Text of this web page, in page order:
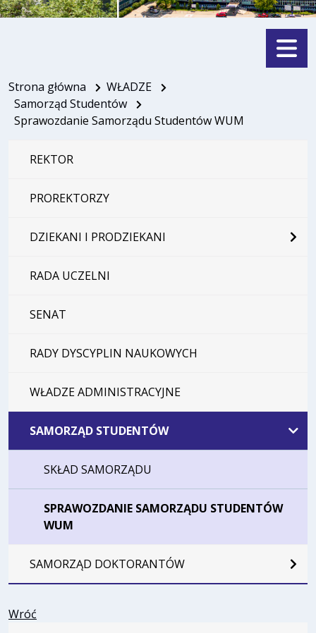
Menu
Strona główna
WŁADZE
Samorząd Studentów
Sprawozdanie Samorządu Studentów WUM
REKTOR
PROREKTORZY
DZIEKANI I PRODZIEKANI
RADA UCZELNI
SENAT
RADY DYSCYPLIN NAUKOWYCH
WŁADZE ADMINISTRACYJNE
SAMORZĄD STUDENTÓW
SKŁAD SAMORZĄDU
SPRAWOZDANIE SAMORZĄDU STUDENTÓW
WUM
SAMORZĄD DOKTORANTÓW
Wróć